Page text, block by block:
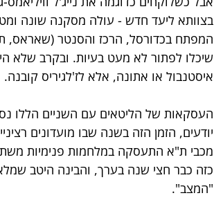
בצוותא ליעד חדש - עולה מסקנה שונה
המפתח בכדורסל, הרכז והסנטר (שאראס,
שיכלו לפתור לא מעט בעיות. ובקרב שלא
איסטנבול או אתונה, אלא לז'לגיריס קובנה.
העסקאות של הליטאים עם השניים הללו
יודעים, הזמן הזה בשנה שבו מועדונים
מכבי ת"א התעסקה במלחמות פנימיות
כזה כבר חצי שנה בערך, והבינה היטב
"המצב".